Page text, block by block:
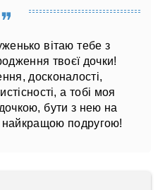
вітаю тебе з
твоєї дочки!
досконалості,
а тобі моя
бути з нею на
найкращою подругою!